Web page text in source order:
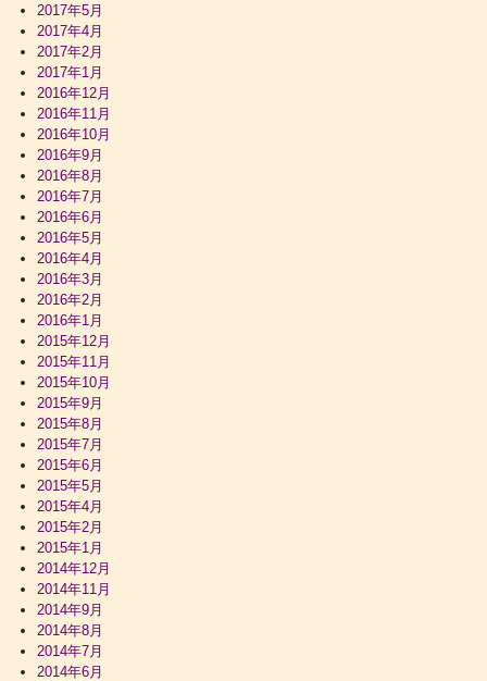
2017年5月
2017年4月
2017年2月
2017年1月
2016年12月
2016年11月
2016年10月
2016年9月
2016年8月
2016年7月
2016年6月
2016年5月
2016年4月
2016年3月
2016年2月
2016年1月
2015年12月
2015年11月
2015年10月
2015年9月
2015年8月
2015年7月
2015年6月
2015年5月
2015年4月
2015年2月
2015年1月
2014年12月
2014年11月
2014年9月
2014年8月
2014年7月
2014年6月